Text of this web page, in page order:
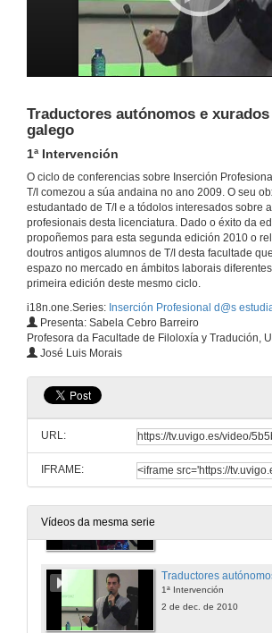
Traductores autónomos e
galego
1ª Intervención
O ciclo de conferencias sobre Inserción
T/I comezou a súa andaina no ano 2009. O seu
estudantado de T/I e a tódolos interesados sobre
profesionais desta licenciatura. Dado o éxito da
propoñemos para esta segunda edición 2010 o
doutros antigos alumnos de T/I desta facultade
espazo no mercado en ámbitos laborais
primeira edición deste mesmo ciclo.
i18n.one.Series: Inserción Profesional d@s
Presenta: Sabela Cebro Barreiro
Profesora da Facultade de Filoloxía y Tradución,
José Luis Morais
URL:
IFRAME:
Vídeos da mesma serie
1ª Intervención
29 de nov. de 2010
1ª Intervención
2 de dec. de 2010